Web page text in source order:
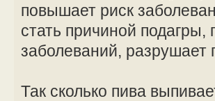
повышает риск
стать причиной подагры,
заболеваний, разрушает
Так сколько пива